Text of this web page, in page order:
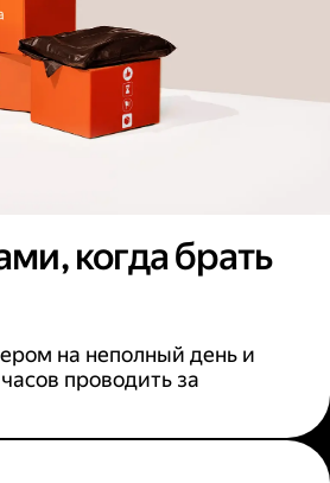
когда брать
на неполный день и
проводить за